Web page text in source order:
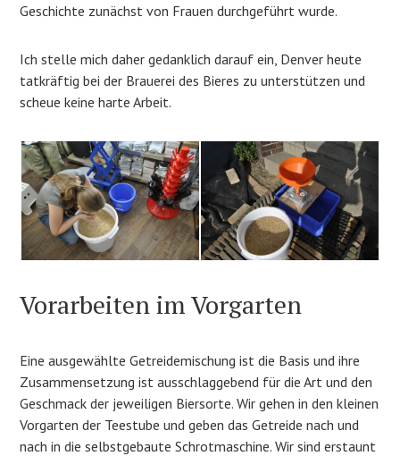
Geschichte zunächst von Frauen durchgeführt wurde.
Ich stelle mich daher gedanklich darauf ein, Denver heute
tatkräftig bei der Brauerei des Bieres zu unterstützen und
scheue keine harte Arbeit.
Vorarbeiten im Vorgarten
Eine ausgewählte Getreidemischung ist die Basis und ihre
Zusammensetzung ist ausschlaggebend für die Art und den
Geschmack der jeweiligen Biersorte. Wir gehen in den kleinen
Vorgarten der Teestube und geben das Getreide nach und
nach in die selbstgebaute Schrotmaschine. Wir sind erstaunt